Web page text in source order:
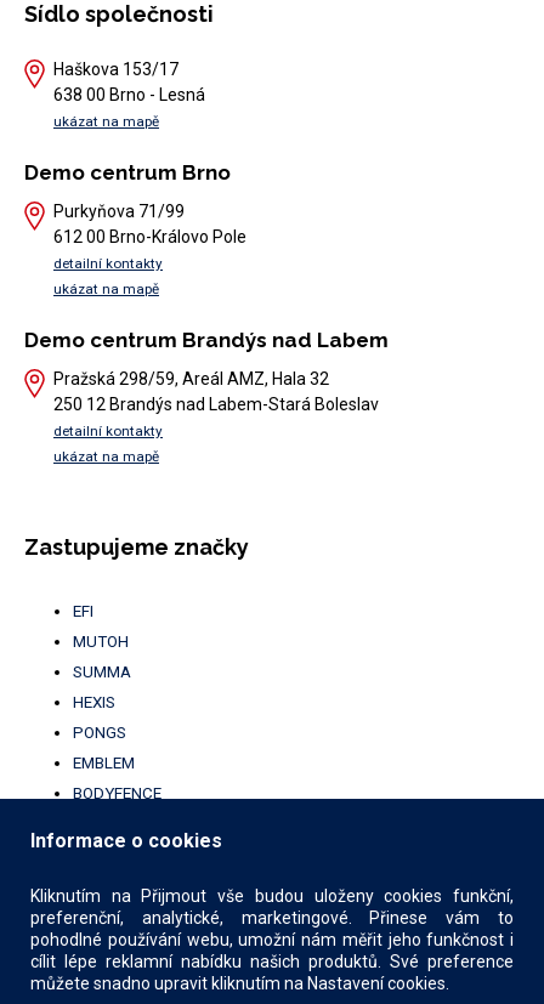
Sídlo společnosti
Haškova 153/17
638 00 Brno - Lesná
ukázat na mapě
Demo centrum Brno
Purkyňova 71/99
612 00 Brno-Královo Pole
detailní kontakty
ukázat na mapě
Demo centrum Brandýs nad Labem
Pražská 298/59, Areál AMZ, Hala 32
250 12 Brandýs nad Labem-Stará Boleslav
detailní kontakty
ukázat na mapě
Zastupujeme značky
EFI
MUTOH
SUMMA
HEXIS
PONGS
EMBLEM
BODYFENCE
KALA
© 2026 COMIMPEX PRINT s.r.o.
Informace o cookies
Kliknutím na Přijmout vše budou uloženy cookies funkční,
preferenční, analytické, marketingové. Přinese vám to
pohodlné používání webu, umožní nám měřit jeho funkčnost i
cílit lépe reklamní nabídku našich produktů. Své preference
můžete snadno upravit kliknutím na Nastavení cookies.